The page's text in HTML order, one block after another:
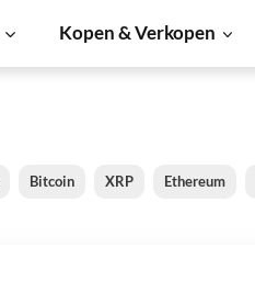
Kopen & Verkopen
Bitcoin XRP Ethereum